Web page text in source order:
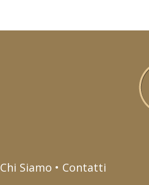
Chi Siamo • Contatti